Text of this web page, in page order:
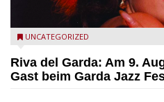
Riva del Garda - Emma Smith zu
UNCATEGORIZED
Riva del Garda: Am 9.
Gast beim Garda Jazz